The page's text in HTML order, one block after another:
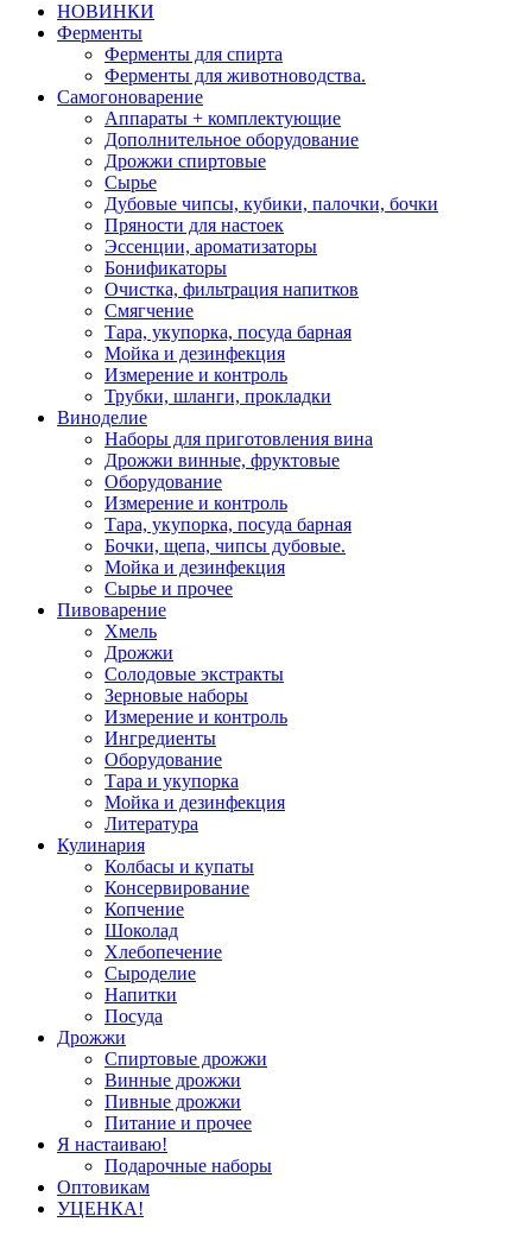
НОВИНКИ
Ферменты
Ферменты для спирта
Ферменты для животноводства.
Самогоноварение
Аппараты + комплектующие
Дополнительное оборудование
Дрожжи спиртовые
Сырье
Дубовые чипсы, кубики, палочки, бочки
Пряности для настоек
Эссенции, ароматизаторы
Бонификаторы
Очистка, фильтрация напитков
Смягчение
Тара, укупорка, посуда барная
Мойка и дезинфекция
Измерение и контроль
Трубки, шланги, прокладки
Виноделие
Наборы для приготовления вина
Дрожжи винные, фруктовые
Оборудование
Измерение и контроль
Тара, укупорка, посуда барная
Бочки, щепа, чипсы дубовые.
Мойка и дезинфекция
Сырье и прочее
Пивоварение
Хмель
Дрожжи
Солодовые экстракты
Зерновые наборы
Измерение и контроль
Ингредиенты
Оборудование
Тара и укупорка
Мойка и дезинфекция
Литература
Кулинария
Колбасы и купаты
Консервирование
Копчение
Шоколад
Хлебопечение
Сыроделие
Напитки
Посуда
Дрожжи
Спиртовые дрожжи
Винные дрожжи
Пивные дрожжи
Питание и прочее
Я настаиваю!
Подарочные наборы
Оптовикам
УЦЕНКА!